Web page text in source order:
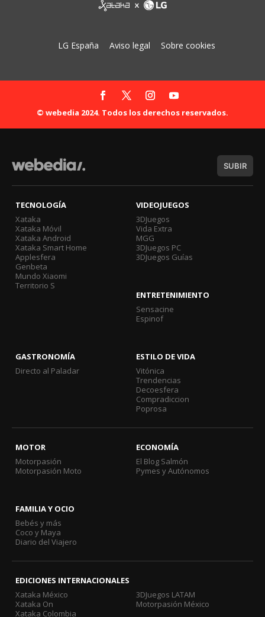
LG España Aviso legal Sobre cookies
© webedia 2024. Todos los derechos reservados.
SUBIR
TECNOLOGÍA
Xataka
Xataka Móvil
Xataka Android
Xataka Smart Home
Applesfera
Genbeta
Mundo Xiaomi
Territorio S
VIDEOJUEGOS
3DJuegos
Vida Extra
MGG
3DJuegos PC
3DJuegos Guías
ENTRETENIMIENTO
Sensacine
Espinof
GASTRONOMÍA
Directo al Paladar
ESTILO DE VIDA
Vitónica
Trendencias
Decoesfera
Compradiccion
Poprosa
MOTOR
Motorpasión
Motorpasión Moto
ECONOMÍA
El Blog Salmón
Pymes y Autónomos
FAMILIA Y OCIO
Bebés y más
Coco y Maya
Diario del Viajero
EDICIONES INTERNACIONALES
Xataka México
Xataka On
Xataka Colombia
3DJuegos LATAM
Motorpasión México